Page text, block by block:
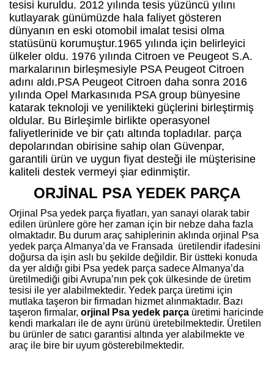
tesisi kuruldu. 2012 yılında tesis yüzüncü yılını
kutlayarak günümüzde hala faliyet gösteren
dünyanın en eski otomobil imalat tesisi olma
statüsünü korumuştur.1965 yılında için belirleyici
ülkeler oldu. 1976 yılında Citroen ve Peugeot S.A.
markalarının birleşmesiyle PSA Peugeot Citroen
adını aldı.PSA Peugeot Citroen daha sonra 2016
yılında Opel Markasınıda PSA group bünyesine
katarak teknoloji ve yenilikteki güçlerini birleştirmiş
oldular. Bu Birleşimle birlikte operasyonel
faliyetlerinide ve bir çatı altında topladılar. parça
depolarından obirisine sahip olan Güvenpar,
garantili ürün ve uygun fiyat desteği ile müşterisine
kaliteli destek vermeyi şiar edinmiştir.
ORJİNAL PSA YEDEK PARÇA
Orjinal Psa yedek parça fiyatları, yan sanayi olarak tabir
edilen ürünlere göre her zaman için bir nebze daha fazla
olmaktadır. Bu durum araç sahiplerinin aklında orjinal Psa
yedek parça Almanya’da ve Fransada üretilendir ifadesini
doğursa da işin aslı bu şekilde değildir. Bir üstteki konuda
da yer aldığı gibi Psa yedek parça sadece Almanya’da
üretilmediği gibi Avrupa’nın pek çok ülkesinde de üretim
tesisi ile yer alabilmektedir. Yedek parça üretimi için
mutlaka taşeron bir firmadan hizmet alınmaktadır. Bazı
taşeron firmalar, orjinal Psa yedek parça üretimi haricinde
kendi markaları ile de aynı ürünü üretebilmektedir. Üretilen
bu ürünler de satıcı garantisi altında yer alabilmekte ve
araç ile bire bir uyum gösterebilmektedir.